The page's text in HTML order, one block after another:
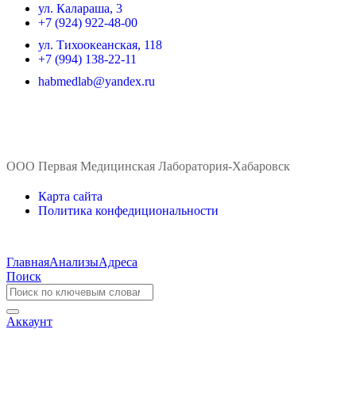
ул. ​Калараша, 3
+7 (924) 922-48-00
ул. ​Тихоокеанская, 118
+7 (994) 138-22-11
habmedlab@yandex.ru
ООО Первая Медицинская Лаборатория-Хабаровск
Карта сайта
Политика конфедициональности
ГлавнаяАнализыАдреса
Поиск
Аккаунт